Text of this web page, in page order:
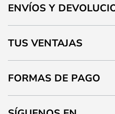
ENVÍOS Y
TUS VENTAJAS
FORMAS DE PAGO